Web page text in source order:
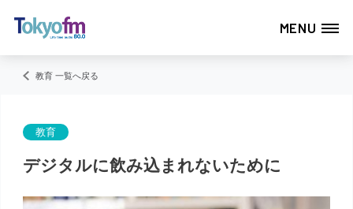
MENU
教育 一覧へ戻る
教育
デジタルに飲み込まれないために